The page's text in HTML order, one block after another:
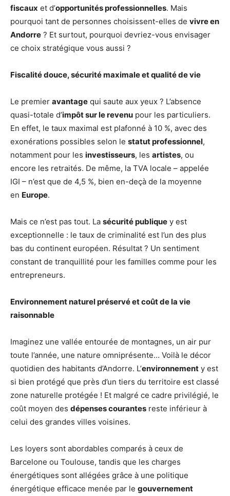
fiscaux et d’opportunités professionnelles. Mais
pourquoi tant de personnes choisissent-elles de vivre en
Andorre ? Et surtout, pourquoi devriez-vous envisager
ce choix stratégique vous aussi ?
Fiscalité douce, sécurité maximale et qualité de vie
Le premier avantage qui saute aux yeux ? L’absence
quasi-totale d’impôt sur le revenu pour les particuliers.
En effet, le taux maximal est plafonné à 10 %, avec des
exonérations possibles selon le statut professionnel,
notamment pour les investisseurs, les artistes, ou
encore les retraités. De même, la TVA locale – appelée
IGI – n’est que de 4,5 %, bien en-deçà de la moyenne
en Europe.
Mais ce n’est pas tout. La sécurité publique y est
exceptionnelle : le taux de criminalité est l’un des plus
bas du continent européen. Résultat ? Un sentiment
constant de tranquillité pour les familles comme pour les
entrepreneurs.
Environnement naturel préservé et coût de la vie
raisonnable
Imaginez une vallée entourée de montagnes, un air pur
toute l’année, une nature omniprésente… Voilà le décor
quotidien des habitants d’Andorre. L’environnement y est
si bien protégé que près d’un tiers du territoire est classé
zone naturelle protégée ! Et malgré ce cadre privilégié, le
coût moyen des dépenses courantes reste inférieur à
celui des grandes villes voisines.
Les loyers sont abordables comparés à ceux de
Barcelone ou Toulouse, tandis que les charges
énergétiques sont allégées grâce à une politique
énergétique efficace menée par le gouvernement